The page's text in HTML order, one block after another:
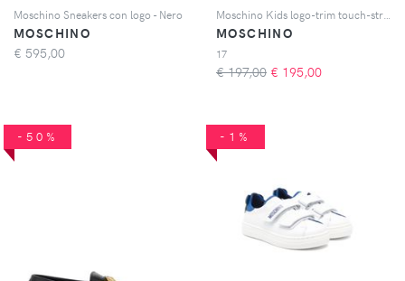
Moschino Sneakers con logo - Nero
MOSCHINO
€ 595,00
MOSCHINO
17
€ 197,00 € 195,00
-50% -1%